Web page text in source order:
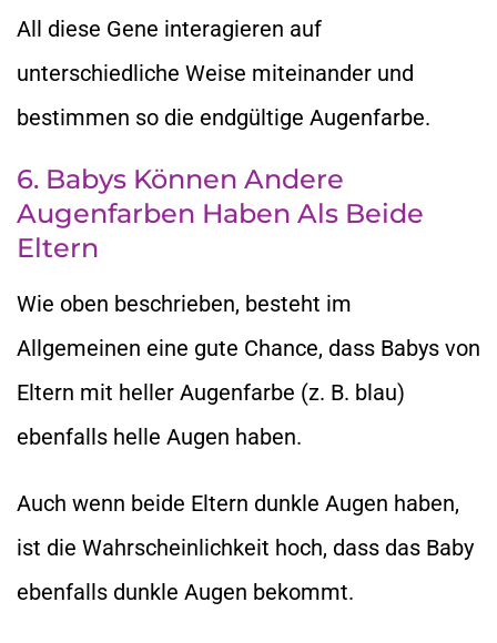
All diese Gene interagieren auf
unterschiedliche Weise miteinander und
bestimmen so die endgültige Augenfarbe.
6. Babys Können Andere
Augenfarben Haben Als Beide
Eltern
Wie oben beschrieben, besteht im
Allgemeinen eine gute Chance, dass Babys von
Eltern mit heller Augenfarbe (z. B. blau)
ebenfalls helle Augen haben.
Auch wenn beide Eltern dunkle Augen haben,
ist die Wahrscheinlichkeit hoch, dass das Baby
ebenfalls dunkle Augen bekommt.